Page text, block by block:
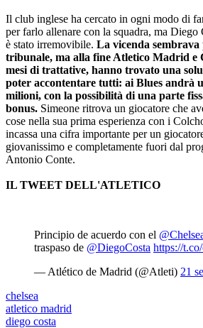
Il club inglese ha cercato in ogni modo di
per farlo allenare con la squadra, ma Diego
è stato irremovibile. La vicenda sembrava
tribunale, ma alla fine Atletico Madrid e
mesi di trattative, hanno trovato una
poter accontentare tutti: ai Blues andrà
milioni, con la possibilità di una parte
bonus. Simeone ritrova un giocatore che
cose nella sua prima esperienza con i
incassa una cifra importante per un
giovanissimo e completamente fuori dal
Antonio Conte.
IL TWEET DELL'ATLETICO
Principio de acuerdo con el
traspaso de @DiegoCosta https://
— Atlético de Madrid (@Atleti) 21
chelsea
atletico madrid
diego costa